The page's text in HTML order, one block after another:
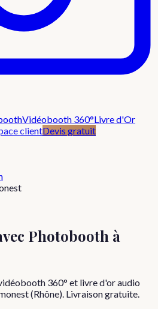
Vidéobooth 360°Livre d'Or
clientDevis gratuit
Photobooth à
360° et livre d'or audio
(Rhône). Livraison gratuite.